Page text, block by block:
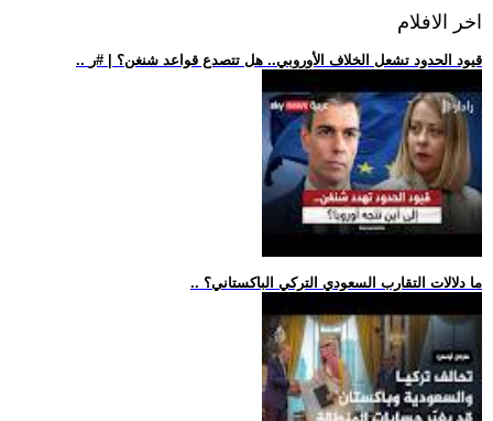
اخر الافلام
.. قيود الحدود تشعل الخلاف الأوروبي.. هل تتصدع قواعد شنغن؟ | #ر
.. ما دلالات التقارب السعودي التركي الباكستاني؟